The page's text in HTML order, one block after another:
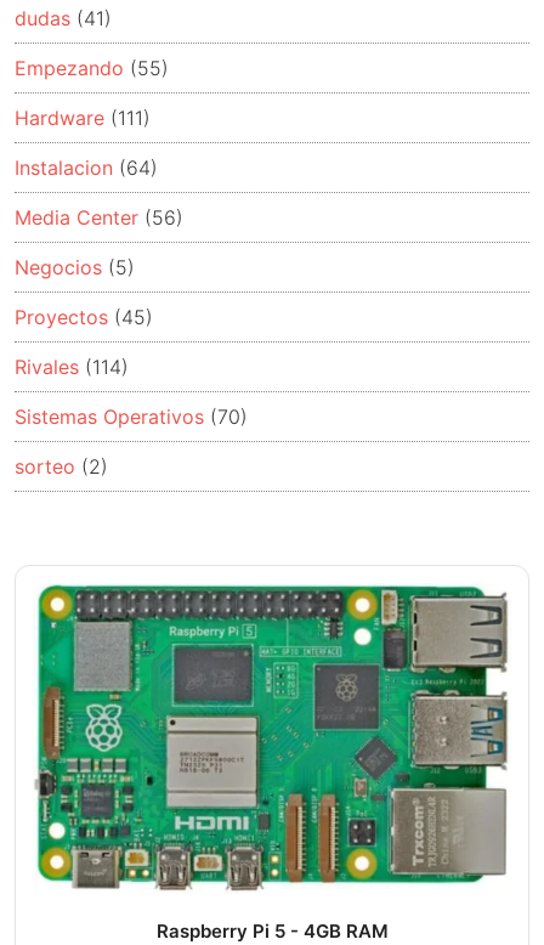
dudas (41)
Empezando (55)
Hardware (111)
Instalacion (64)
Media Center (56)
Negocios (5)
Proyectos (45)
Rivales (114)
Sistemas Operativos (70)
sorteo (2)
Raspberry Pi 5 - 4GB RAM